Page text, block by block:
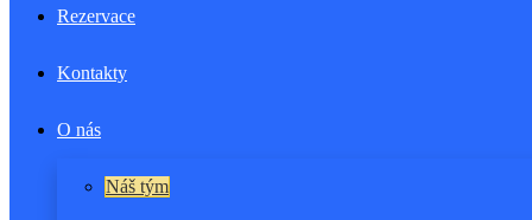
Rezervace
Kontakty
O nás
Náš tým